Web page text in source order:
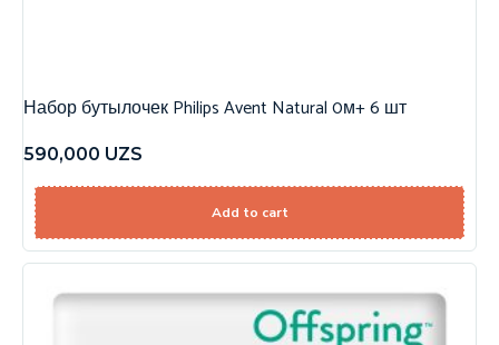
Набор бутылочек Philips Avent Natural 0м+ 6 шт
590,000 UZS
Add to cart